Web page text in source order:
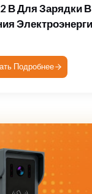
В Для Зарядки
Подробнее